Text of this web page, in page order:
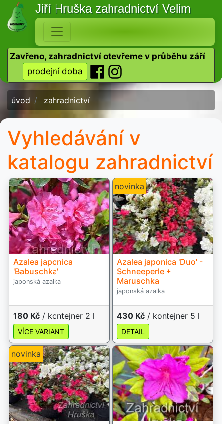
Jiří Hruška zahradnictví Velim
Zavřeno, zahradnictví otevřeme v průběhu září
prodejní doba
úvod zahradnictví
Vyhledávání v
katalogu zahradnictví
Azalea japonica
'Babuschka'
japonská azalka
180 Kč / kontejner 2 l
VÍCE VARIANT
novinka
Azalea japonica 'Duo' -
Schneeperle +
Maruschka
japonská azalka
430 Kč / kontejner 5 l
DETAIL
novinka